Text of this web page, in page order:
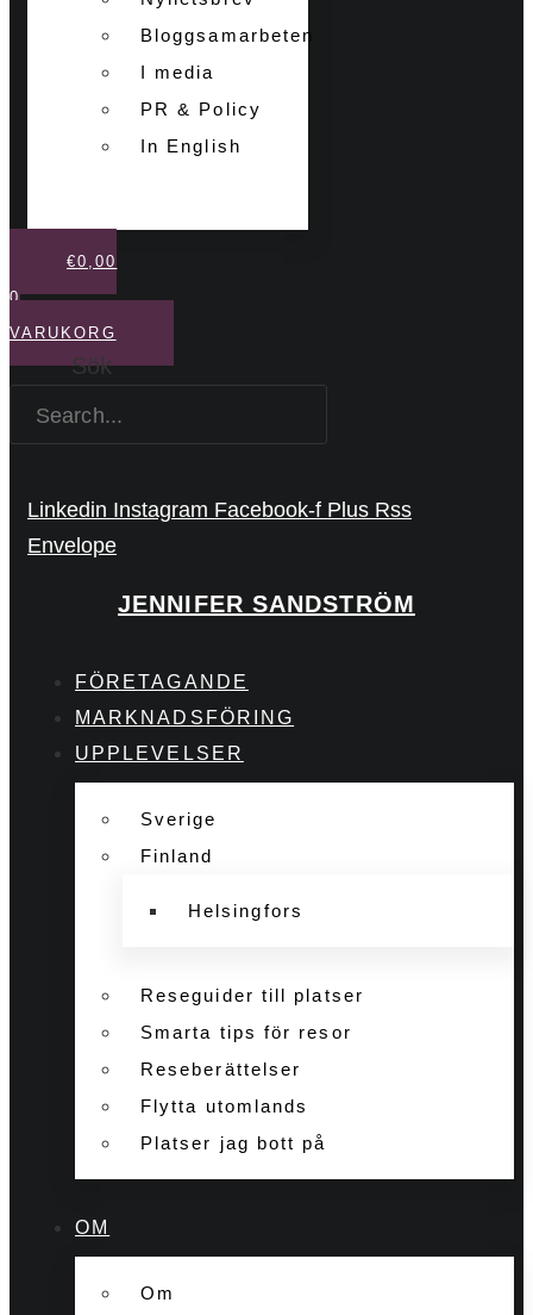
Bloggsamarbeten
I media
PR & Policy
In English
€0,00
0
VARUKORG
Sök
Linkedin Instagram Facebook-f Plus Rss
Envelope
JENNIFER SANDSTRÖM
FÖRETAGANDE
MARKNADSFÖRING
UPPLEVELSER
Sverige
Finland
Helsingfors
Reseguider till platser
Smarta tips för resor
Reseberättelser
Flytta utomlands
Platser jag bott på
OM
Om